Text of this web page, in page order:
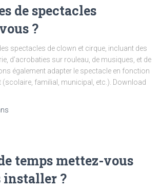
de spectacles
?
spectacles de clown et cirque, incluant des
d’acrobaties sur rouleau, de musiques, et de
également adapter le spectacle en fonction
(scolaire, familial, municipal, etc.). Download
temps mettez-vous
installer ?